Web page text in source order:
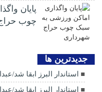
پایان
چوب
جديدترين ها
استاندار البرز ابقا شد/
استاندار البرز ابقا شد/